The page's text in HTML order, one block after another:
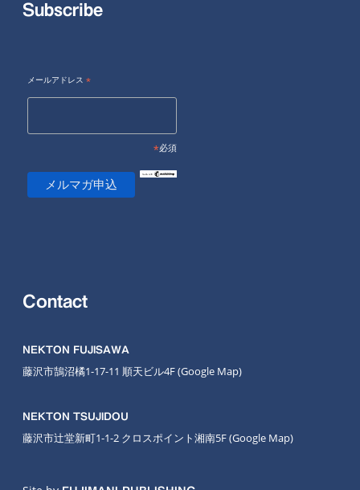
Subscribe
メールアドレス *
*必須
Contact
NEKTON FUJISAWA
藤沢市鵠沼橘1-17-11 順天ビル4F(Google Map)
NEKTON TSUJIDOU
藤沢市辻堂新町1-1-2 クロスポイント湘南5F(Google Map)